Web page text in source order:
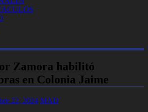
Zamora habilitó
en Colonia Jaime
22, 2024 MAD